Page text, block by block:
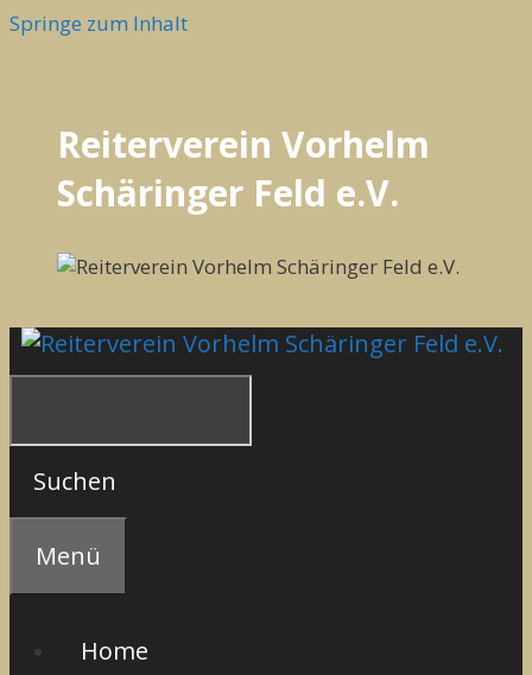
Springe zum Inhalt
Reiterverein Vorhelm
Schäringer Feld e.V.
Suchen
Menü
Home